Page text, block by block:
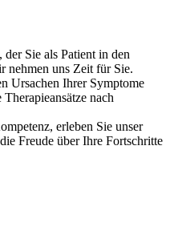
Sie als Patient in den
nehmen uns Zeit für Sie.
Ursachen Ihrer Symptome
nach
erleben Sie unser
Freude über Ihre Fortschritte